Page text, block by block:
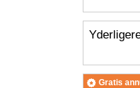
Gratis